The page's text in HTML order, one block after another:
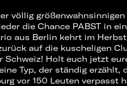
völlig
die Chance PABST in
aus Berlin kehrt im
auf die kuscheligen
Schweiz! Holt euch jetzt
Typ, der ständig erzählt,
vor 150 Leuten verpasst